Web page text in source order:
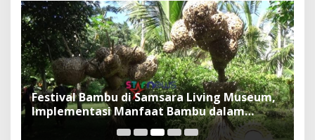
Festival Bambu di Samsara Living Museum,
Implementasi Manfaat Bambu dalam
Kepercayaan Adat dan Budaya Bali